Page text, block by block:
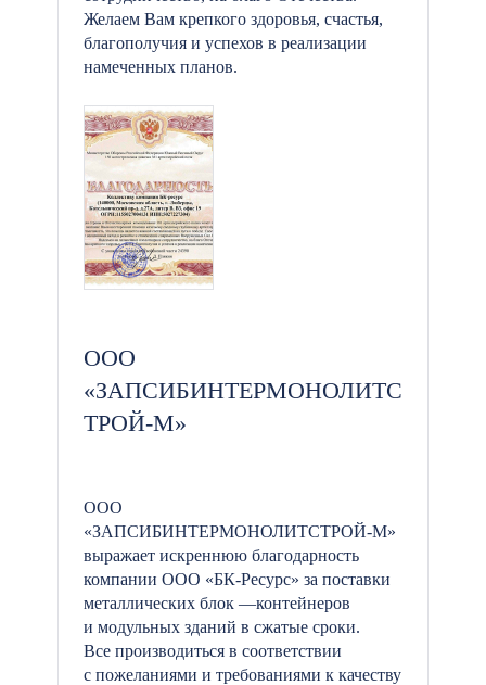
Желаем Вам крепкого здоровья, счастья,
благополучия и успехов в реализации
намеченных планов.
ООО
«ЗАПСИБИНТЕРМОНОЛИТС
ТРОЙ-М»
ООО
«ЗАПСИБИНТЕРМОНОЛИТСТРОЙ-М»
выражает искреннюю благодарность
компании ООО «БК-Ресурс» за поставки
металлических блок —контейнеров
и модульных зданий в сжатые сроки.
Все производиться в соответствии
с пожеланиями и требованиями к качеству